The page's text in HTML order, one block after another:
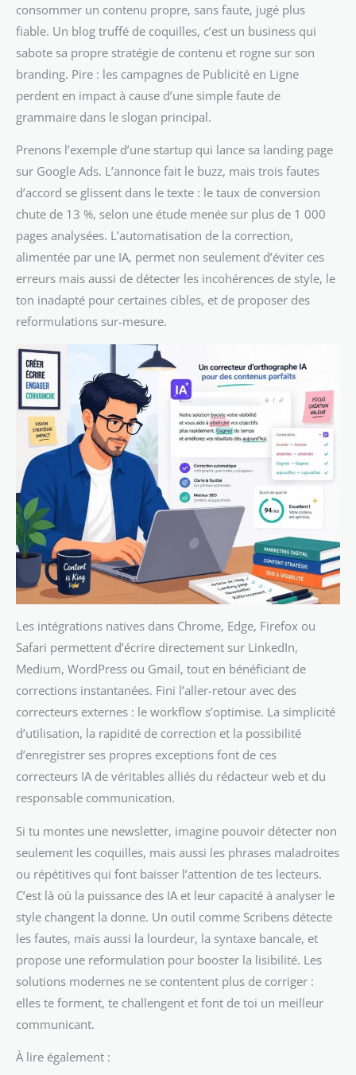
consommer un contenu propre, sans faute, jugé plus
fiable. Un blog truffé de coquilles, c’est un business qui
sabote sa propre stratégie de contenu et rogne sur son
branding. Pire : les campagnes de Publicité en Ligne
perdent en impact à cause d’une simple faute de
grammaire dans le slogan principal.
Prenons l’exemple d’une startup qui lance sa landing page
sur Google Ads. L’annonce fait le buzz, mais trois fautes
d’accord se glissent dans le texte : le taux de conversion
chute de 13 %, selon une étude menée sur plus de 1 000
pages analysées. L’automatisation de la correction,
alimentée par une IA, permet non seulement d’éviter ces
erreurs mais aussi de détecter les incohérences de style, le
ton inadapté pour certaines cibles, et de proposer des
reformulations sur-mesure.
Les intégrations natives dans Chrome, Edge, Firefox ou
Safari permettent d’écrire directement sur LinkedIn,
Medium, WordPress ou Gmail, tout en bénéficiant de
corrections instantanées. Fini l’aller-retour avec des
correcteurs externes : le workflow s’optimise. La simplicité
d’utilisation, la rapidité de correction et la possibilité
d’enregistrer ses propres exceptions font de ces
correcteurs IA de véritables alliés du rédacteur web et du
responsable communication.
Si tu montes une newsletter, imagine pouvoir détecter non
seulement les coquilles, mais aussi les phrases maladroites
ou répétitives qui font baisser l’attention de tes lecteurs.
C’est là où la puissance des IA et leur capacité à analyser le
style changent la donne. Un outil comme Scribens détecte
les fautes, mais aussi la lourdeur, la syntaxe bancale, et
propose une reformulation pour booster la lisibilité. Les
solutions modernes ne se contentent plus de corriger :
elles te forment, te challengent et font de toi un meilleur
communicant.
À lire également :